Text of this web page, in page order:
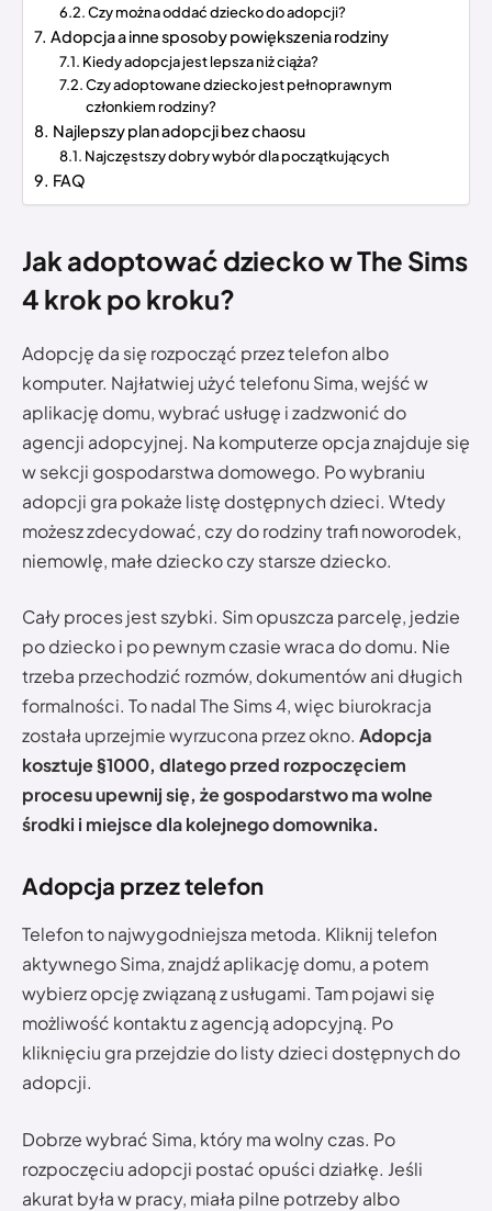
Czy można oddać dziecko do adopcji?
Adopcja a inne sposoby powiększenia rodziny
Kiedy adopcja jest lepsza niż ciąża?
Czy adoptowane dziecko jest pełnoprawnym
członkiem rodziny?
Najlepszy plan adopcji bez chaosu
Najczęstszy dobry wybór dla początkujących
FAQ
Jak adoptować dziecko w The Sims
4 krok po kroku?
Adopcję da się rozpocząć przez telefon albo
komputer. Najłatwiej użyć telefonu Sima, wejść w
aplikację domu, wybrać usługę i zadzwonić do
agencji adopcyjnej. Na komputerze opcja znajduje się
w sekcji gospodarstwa domowego. Po wybraniu
adopcji gra pokaże listę dostępnych dzieci. Wtedy
możesz zdecydować, czy do rodziny trafi noworodek,
niemowlę, małe dziecko czy starsze dziecko.
Cały proces jest szybki. Sim opuszcza parcelę, jedzie
po dziecko i po pewnym czasie wraca do domu. Nie
trzeba przechodzić rozmów, dokumentów ani długich
formalności. To nadal The Sims 4, więc biurokracja
została uprzejmie wyrzucona przez okno. Adopcja
kosztuje §1000, dlatego przed rozpoczęciem
procesu upewnij się, że gospodarstwo ma wolne
środki i miejsce dla kolejnego domownika.
Adopcja przez telefon
Telefon to najwygodniejsza metoda. Kliknij telefon
aktywnego Sima, znajdź aplikację domu, a potem
wybierz opcję związaną z usługami. Tam pojawi się
możliwość kontaktu z agencją adopcyjną. Po
kliknięciu gra przejdzie do listy dzieci dostępnych do
adopcji.
Dobrze wybrać Sima, który ma wolny czas. Po
rozpoczęciu adopcji postać opuści działkę. Jeśli
akurat była w pracy, miała pilne potrzeby albo